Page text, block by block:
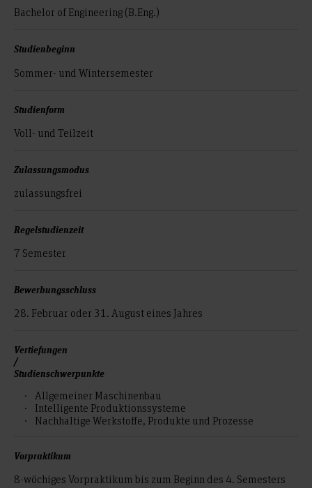
Bachelor of Engineering (B.Eng.)
Studienbeginn
Sommer- und Wintersemester
Studienform
Voll- und Teilzeit
Zulassungsmodus
zulassungsfrei
Regelstudienzeit
7 Semester
Bewerbungsschluss
28. Februar oder 31. August eines Jahres
Vertiefungen
/
Studienschwerpunkte
Allgemeiner Maschinenbau
Intelligente Produktionssysteme
Nachhaltige Werkstoffe, Produkte und Prozesse
Vorpraktikum
8-wöchiges Vorpraktikum bis zum Beginn des 4. Semesters